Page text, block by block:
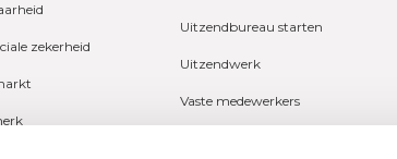
zekerheid
Uitzendbureau starten
Uitzendwerk
Vaste medewerkers